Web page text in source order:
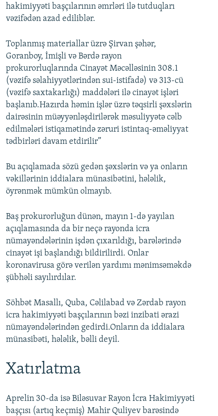
hakimiyyəti başçılarının əmrləri ilə tutduqları
vəzifədən azad ediliblər.
Toplanmış materiallar üzrə Şirvan şəhər,
Goranboy, İmişli və Bərdə rayon
prokurorluqlarında Cinayət Məcəlləsinin 308.1
(vəzifə səlahiyyətlərindən sui-istifadə) və 313-cü
(vəzifə saxtakarlığı) maddələri ilə cinayət işləri
başlanıb.Hazırda həmin işlər üzrə təqsirli şəxslərin
dairəsinin müəyyənləşdirilərək məsuliyyətə cəlb
edilmələri istiqamətində zəruri istintaq-əməliyyat
tədbirləri davam etdirilir”
Bu açıqlamada sözü gedən şəxslərin və ya onların
vəkillərinin iddialara münasibətini, hələlik,
öyrənmək mümkün olmayıb.
Baş prokurorluğun dünən, mayın 1-də yayılan
açıqlamasında da bir neçə rayonda icra
nümayəndələrinin işdən çıxarıldığı, barələrində
cinayət işi başlandığı bildirilirdi. Onlar
koronavirusa görə verilən yardımı mənimsəməkdə
şübhəli sayılırdılar.
Söhbət Masallı, Quba, Cəlilabad və Zərdab rayon
icra hakimiyyəti başçılarının bəzi inzibati ərazi
nümayəndələrindən gedirdi.Onların da iddialara
münasibəti, hələlik, bəlli deyil.
Xatırlatma
Aprelin 30-da isə Biləsuvar Rayon İcra Hakimiyyəti
başçısı (artıq keçmiş) Mahir Quliyev barəsində